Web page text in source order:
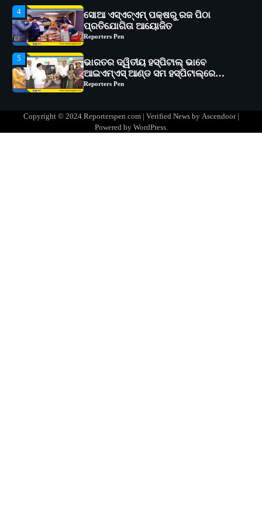
5
ଭାରତର ଦ୍ୱିତୀୟ ହସ୍ପିଟାଲ୍ ଭାବେ
ଆଇଏମ୍‌ଏସ୍ ଆଣ୍ଡ ସମ ହସ୍ପିଟାଲ୍‌ରେ
ଅତ୍ୟାଧୁନିକ ଡିଜିସ୍କାନର ସ୍ଥାପନ
Reporters Pen
1
ସୋଆ ପକ୍ଷରୁ ରାୱେ କାର୍ଯ୍ୟକ୍ରମ ଅଧୀନରେ
୧୧ଟି ଗ୍ରାମରେ ୧୬ଟି କୃଷକ ପ୍ରଶିକ୍ଷଣ
କାର୍ଯ୍ୟକ୍ରମ ଆୟୋଜିତ
Reporters Pen
ବିଶ୍ୱବିଦ୍ୟାଳୟର ସଫଳତା, ଉତ୍କର୍ଷତା ଓ
ଅଗ୍ରଗତିର ସ୍ମୃତିଚାରଣ
Reporters Pen
Copyright © 2024 Reporterspen.com | Verified News by Ascendoor|
Powered by WordPress.